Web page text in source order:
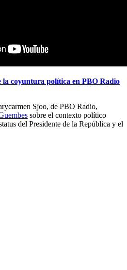
la coyuntura política en PBO Radio
Sjoo, de PBO Radio,
sobre el contexto político
del Presidente de la República y el